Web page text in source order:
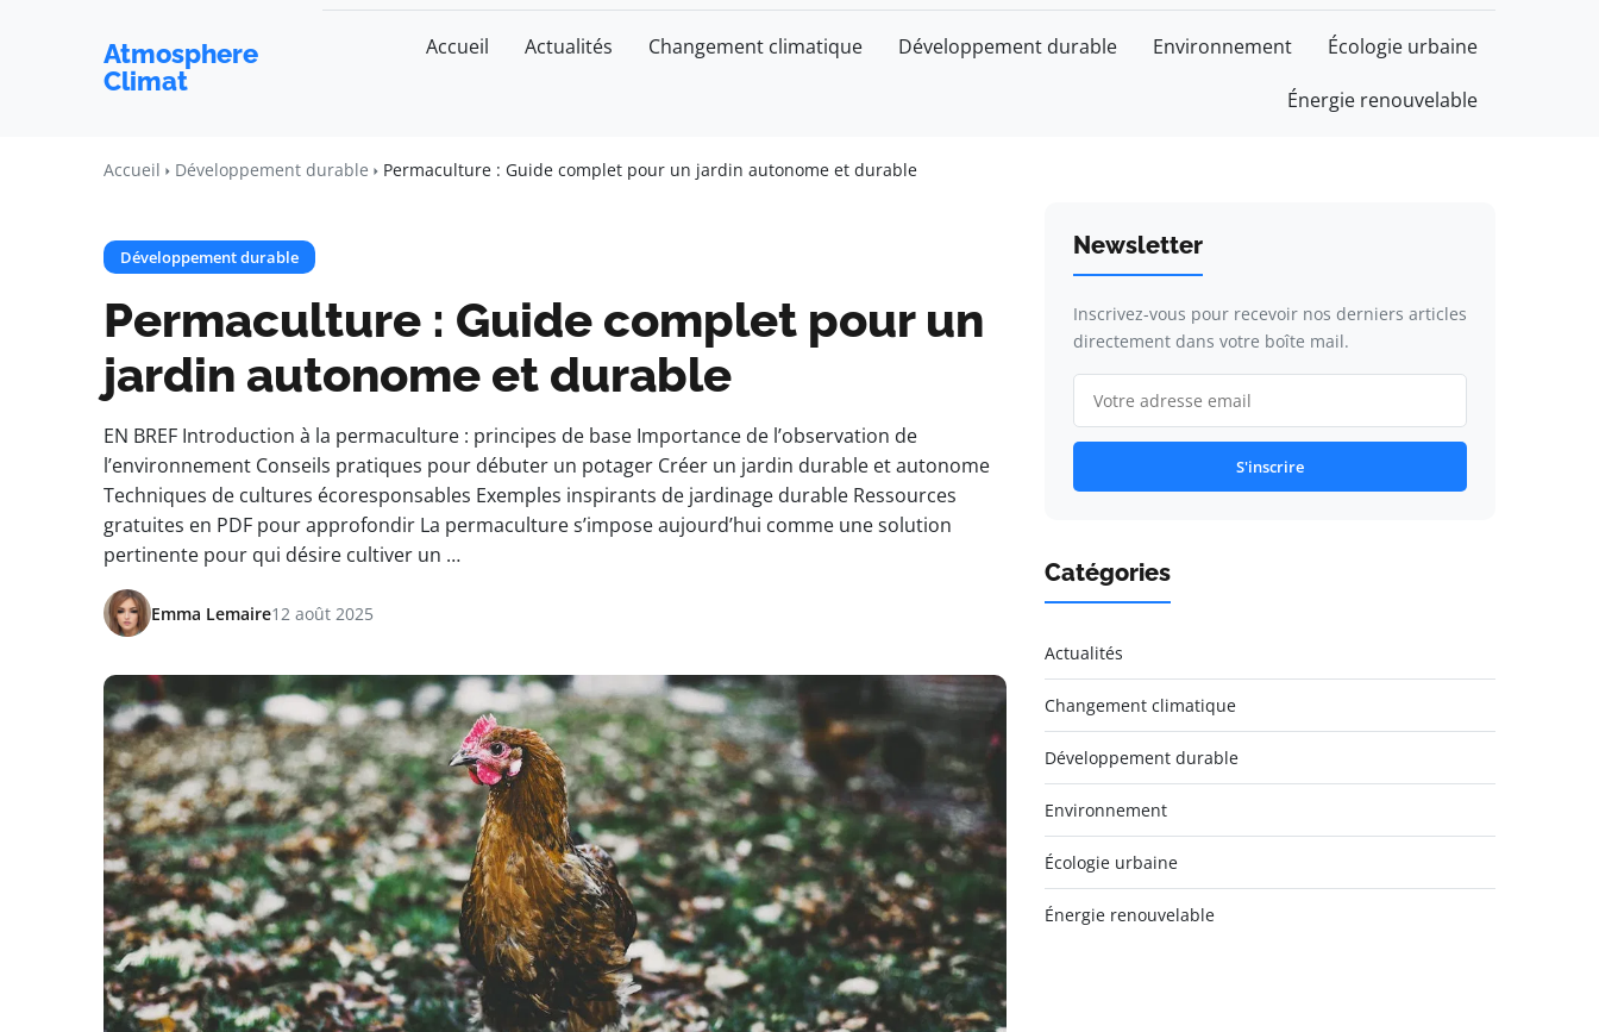
Atmosphere
Climat
Accueil Actualités Changement climatique Développement durable Environnement Écologie urbaine
Énergie renouvelable
Accueil Développement durable Permaculture : Guide complet pour un jardin autonome et durable
Développement durable
Permaculture : Guide complet pour un
jardin autonome et durable
EN BREF Introduction à la permaculture : principes de base Importance de l’observation de
l’environnement Conseils pratiques pour débuter un potager Créer un jardin durable et autonome
Techniques de cultures écoresponsables Exemples inspirants de jardinage durable Ressources
gratuites en PDF pour approfondir La permaculture s’impose aujourd’hui comme une solution
pertinente pour qui désire cultiver un …
Emma Lemaire12 août 2025
Newsletter
Inscrivez-vous pour recevoir nos derniers articles
directement dans votre boîte mail.
S'inscrire
Catégories
Actualités
Changement climatique
Développement durable
Environnement
Écologie urbaine
Énergie renouvelable